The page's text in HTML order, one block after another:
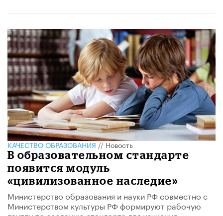
КАЧЕСТВО ОБРАЗОВАНИЯ//Новость
В образовательном стандарте
появится модуль
«цивилизованное наследие»
Министерство образования и науки РФ совместно с
Министерством культуры РФ формируют рабочую